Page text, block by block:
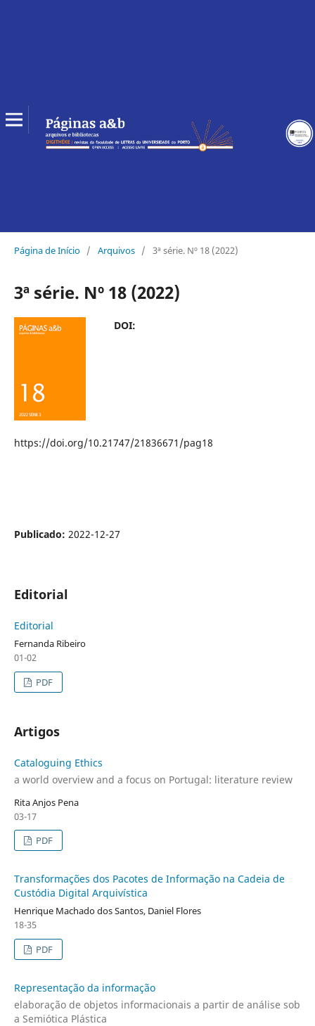
Página de Início / Arquivos / 3ª série. Nº 18 (2022)
3ª série. Nº 18 (2022)
DOI:
https://doi.org/10.21747/21836671/pag18
Publicado: 2022-12-27
Editorial
Editorial
Fernanda Ribeiro
01-02
PDF
Artigos
Cataloguing Ethics
a world overview and a focus on Portugal: literature review
Rita Anjos Pena
03-17
PDF
Transformações dos Pacotes de Informação na Cadeia de
Custódia Digital Arquivística
Henrique Machado dos Santos, Daniel Flores
18-35
PDF
Representação da informação
elaboração de objetos informacionais a partir de análise sob
a Semiótica Plástica